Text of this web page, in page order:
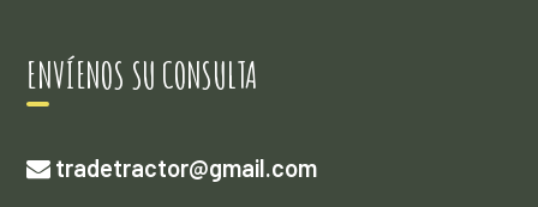
ENVÍENOS SU CONSULTA
tradetractor@gmail.com